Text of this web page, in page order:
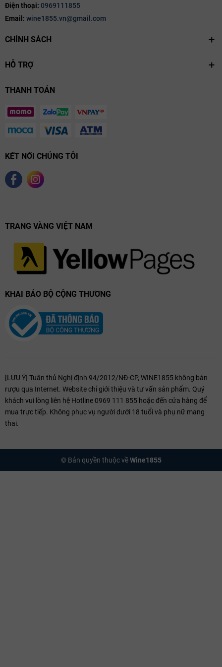
Điện thoại: 0969111855
Email: wine1855.vn@gmail.com
CHÍNH SÁCH
HỖ TRỢ
THANH TOÁN
KẾT NỐI CHÚNG TÔI
TRANG VÀNG VIỆT NAM
KHAI BÁO BỘ CỘNG THƯƠNG
[LƯU Ý] Tuân thủ Nghị định 94/2012/NĐ-CP, WINE1855 không bán
rượu qua Internet. Website chỉ giới thiệu và tư vấn sản phẩm. Quý
khách vui lòng liên hệ Hotline 0969 111 855 hoặc đến cửa hàng để
mua trực tiếp. Không phục vụ người dưới 18 tuổi và phụ nữ mang
thai.
© Bản quyền thuộc vềWine1855